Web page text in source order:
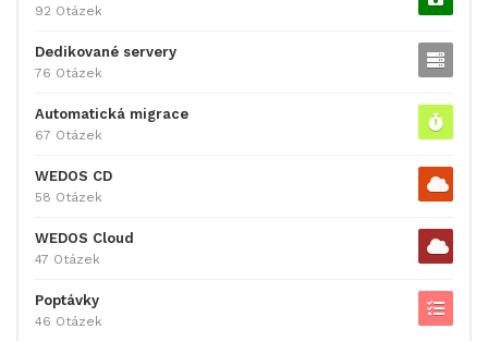
92 Otázek
Dedikované servery
76 Otázek
Automatická migrace
67 Otázek
WEDOS CD
58 Otázek
WEDOS Cloud
47 Otázek
Poptávky
46 Otázek